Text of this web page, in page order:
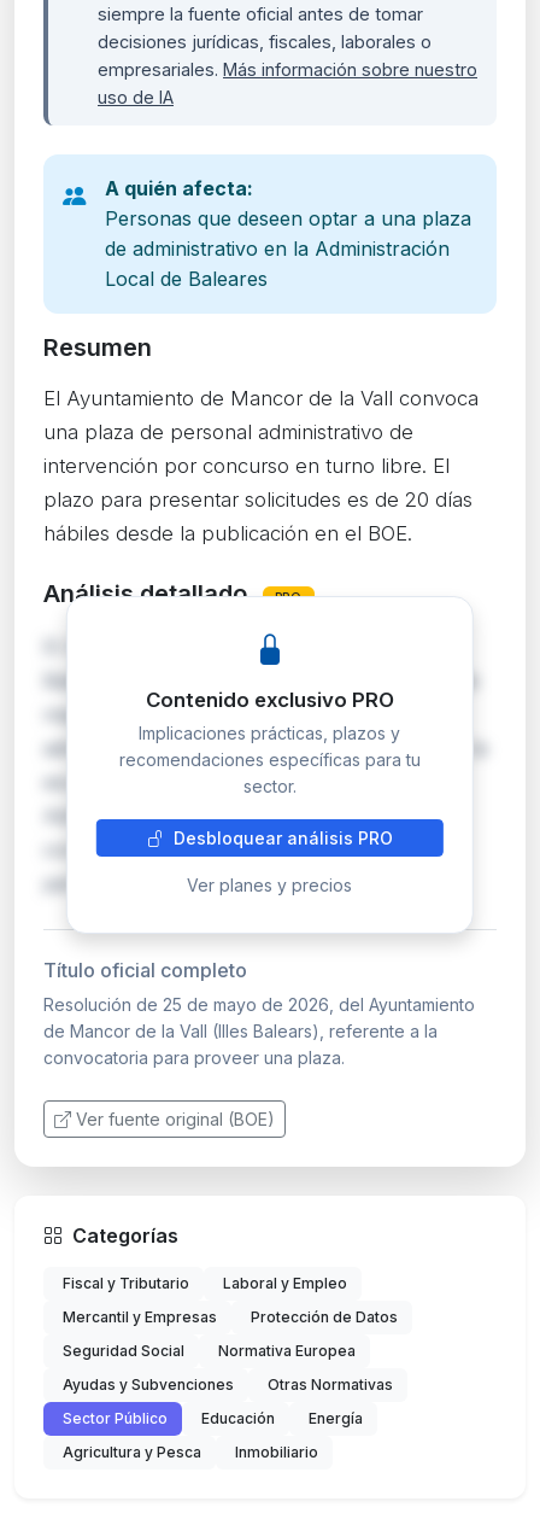
siempre la fuente oficial antes de tomar
decisiones jurídicas, fiscales, laborales o
empresariales. Más información sobre nuestro
uso de IA
A quién afecta:
Personas que deseen optar a una plaza
de administrativo en la Administración
Local de Baleares
Resumen
El Ayuntamiento de Mancor de la Vall convoca
una plaza de personal administrativo de
intervención por concurso en turno libre. El
plazo para presentar solicitudes es de 20 días
hábiles desde la publicación en el BOE.
Análisis detallado PRO
El Ayuntamiento de Mancor de la Vall (Illes
Balears) convoca mediante resolución de 25 de
mayo de 2026 una plaza de Personal
administrativo de intervención, encuadrada en la
escala de Administración General, subescala
Administrativa. El sistema de selección es el
concurso en turno libre, lo que permite
participar a cua…
Contenido exclusivo PRO
Implicaciones prácticas, plazos y
recomendaciones específicas para tu
sector.
Desbloquear análisis PRO
Ver planes y precios
Título oficial completo
Resolución de 25 de mayo de 2026, del Ayuntamiento
de Mancor de la Vall (Illes Balears), referente a la
convocatoria para proveer una plaza.
Ver fuente original (BOE)
Categorías
Fiscal y Tributario
Laboral y Empleo
Mercantil y Empresas
Protección de Datos
Seguridad Social
Normativa Europea
Ayudas y Subvenciones
Otras Normativas
Sector Público
Educación
Energía
Agricultura y Pesca
Inmobiliario